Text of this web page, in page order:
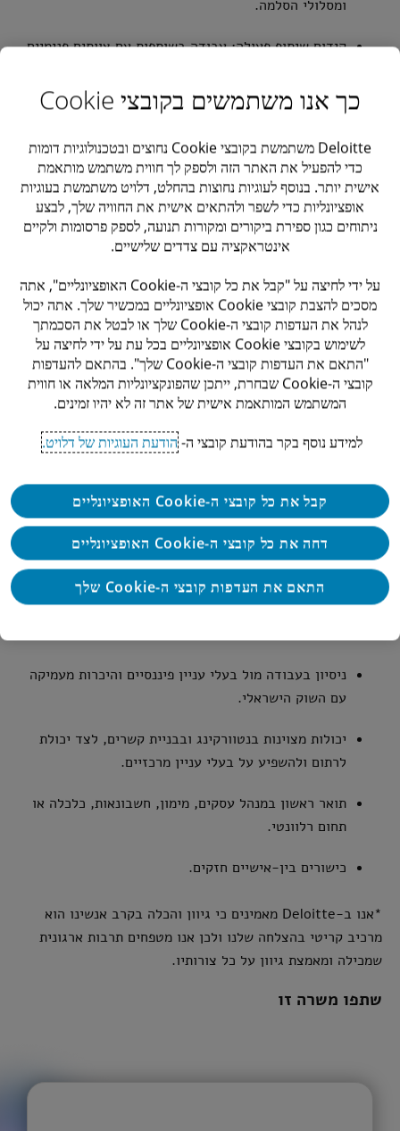
ומסלולי הסלמה.
קידום שיתוף פעולה: עבודה בשותפות עם צוותים פנימיים
לעדיפויות הפיתוח העסקי.
הזדמנויות באמצעות מעורבות עם לקוחות מועדפים,
בריתות/שותפים ומשתפי פעולה באקוסיסטם (בתיאום עם
הנהגת הלקוחות/השוק).
הפקת דיווחים מותאמים להנהלה: הכנת עדכוני צנרת חדים
נדרשות) ודיווחים שוטפים לבעלי עניין בכירים; הצפת
סיכונים וסיוע בפתיחת חסמים להתקדמות.
דרישות
תפקידי צמיחה – חובה
כישורי תקשורת מעולים בכתב ובעל פה באנגלית – חובה.
ניסיון מוכח בפיתוח עסקי בתוך פירמות שירותים
מקצועיים, עם יכולת גבוהה לזהות ולרדוף אחר הזדמנויות
חדשות – חובה.
תואר ראשון במנהל עסקים, מימון, חשבונאות, כלכלה או
ניסיון בעבודה מול בעלי עניין פיננסיים והיכרות מעמיקה
עם השוק הישראלי.
יכולות מצוינות בנטוורקינג ובבניית קשרים, לצד יכולת
לרתום ולהשפיע על בעלי עניין מרכזיים.
תואר ראשון במנהל עסקים, מימון, חשבונאות, כלכלה או
תחום רלוונטי.
כישורים בין-אישיים חזקים.
*אנו ב-Deloitte מאמינים כי גיוון והכלה בקרב אנשינו הוא
מרכיב קריטי בהצלחה שלנו ולכן אנו מטפחים תרבות ארגונית
שמכילה ומאמצת גיוון על כל צורותיו.
שתפו משרה זו
כך אנו משתמשים בקובצי Cookie
Deloitte משתמשת בקובצי Cookie נחוצים ובטכנולוגיות דומות
כדי להפעיל את האתר הזה ולספק לך חווית משתמש מותאמת
אישית יותר. בנוסף לעוגיות נחוצות בהחלט, דלויט משתמשת בעוגיות
אופציונליות כדי לשפר ולהתאים אישית את החוויה שלך, לבצע
ניתוחים כגון ספירת ביקורים ומקורות תנועה, לספק פרסומות ולקיים
אינטראקציה עם צדדים שלישיים.
על ידי לחיצה על "קבל את כל קובצי ה-Cookie האופציונליים", אתה
מסכים להצבת קובצי Cookie אופציונליים במכשיר שלך. אתה יכול
לנהל את העדפות קובצי ה-Cookie שלך או לבטל את הסכמתך
לשימוש בקובצי Cookie אופציונליים בכל עת על ידי לחיצה על
"התאם את העדפות קובצי ה-Cookie שלך". בהתאם להעדפות
קובצי ה-Cookie שבחרת, ייתכן שהפונקציונליות המלאה או חווית
המשתמש המותאמת אישית של אתר זה לא יהיו זמינים.
למידע נוסף בקר בהודעת קובצי ה-הודעת העוגיות של דלויט.
קבל את כל קובצי ה-Cookie האופציונליים
דחה את כל קובצי ה-Cookie האופציונליים
התאם את העדפות קובצי ה-Cookie שלך